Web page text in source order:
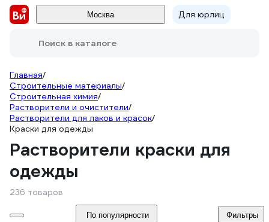
Москва Для юрлиц
Поиск в каталоге
Главная/
Строительные материалы/
Строительная химия/
Растворители и очистители/
Растворители для лаков и красок/
Краски для одежды
Растворители краски для
одежды
236 товаров
По популярности Фильтры